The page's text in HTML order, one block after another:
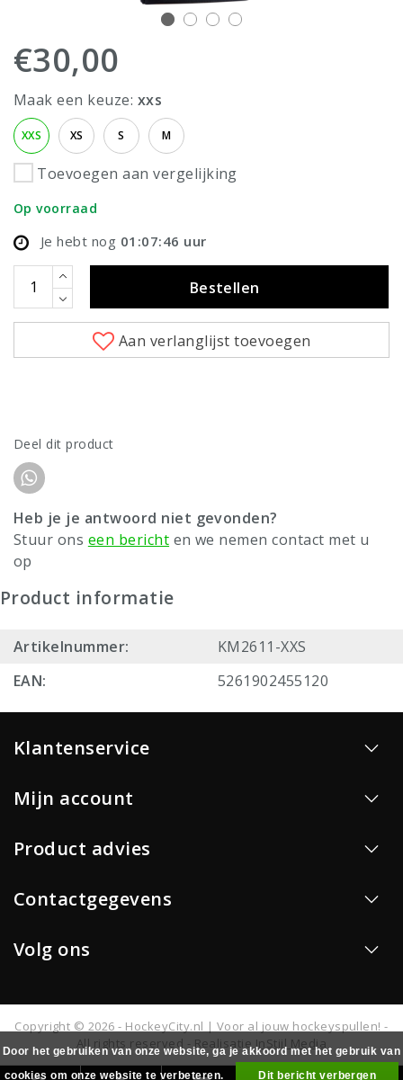
€30,00
Maak een keuze: xxs
XXS XS S M
Toevoegen aan vergelijking
Op voorraad
Je hebt nog 01:07:46 uur
Bestellen
Aan verlanglijst toevoegen
Deel dit product
Heb je je antwoord niet gevonden?
Stuur ons een bericht en we nemen contact met u
op
Product informatie
Artikelnummer:
KM2611-XXS
EAN:
5261902455120
Klantenservice
Mijn account
Product advies
Contactgegevens
Volg ons
Copyright © 2026 - HockeyCity.nl | Voor al jouw hockeyspullen! -
All rights reserved - Realisatie InStijl Media
Door het gebruiken van onze website, ga je akkoord met het gebruik van
cookies om onze website te verbeteren.
Dit bericht verbergen